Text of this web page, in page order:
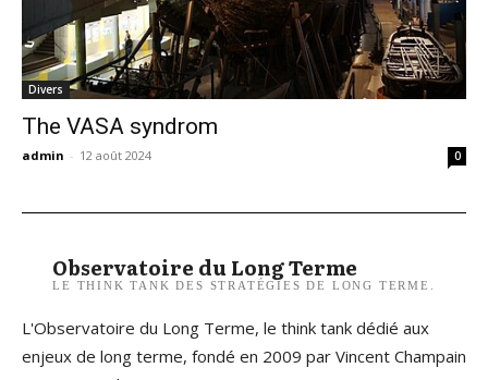
Divers
The VASA syndrom
admin - 12 août 2024 0
Observatoire du Long Terme
LE THINK TANK DES STRATÉGIES DE LONG TERME.
L'Observatoire du Long Terme, le think tank dédié aux
enjeux de long terme, fondé en 2009 par Vincent Champain